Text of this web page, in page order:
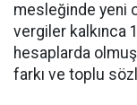
mesleğinde yeni
vergiler kalkınca
hesaplarda
farkı ve toplu